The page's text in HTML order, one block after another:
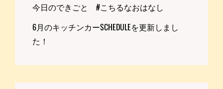
今日のできごと #こちるなおはなし
6月のキッチンカーSCHEDULEを更新しまし
た！